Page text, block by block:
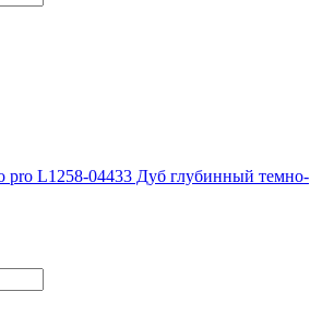
pro L1258-04433 Дуб глубинный темно-